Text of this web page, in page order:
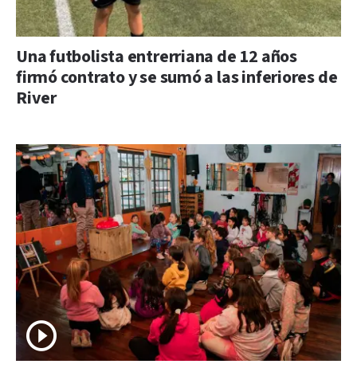
Una futbolista entrerriana de 12 años
firmó contrato y se sumó a las inferiores de
River